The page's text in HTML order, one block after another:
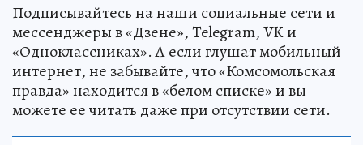
Подписывайтесь на наши социальные сети и
мессенджеры в «Дзене», Telegram, VK и
«Одноклассниках». А если глушат мобильный
интернет, не забывайте, что «Комсомольская
правда» находится в «белом списке» и вы
можете ее читать даже при отсутствии сети.